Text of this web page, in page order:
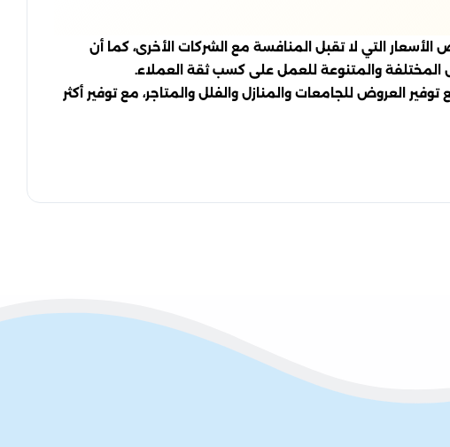
التي لا تقبل المنافسة مع الشركات الأخرى، كما أن
المختلفة والمتنوعة للعمل على كسب ثقة العملاء.
العروض للجامعات والمنازل والفلل والمتاجر، مع توفير أكثر